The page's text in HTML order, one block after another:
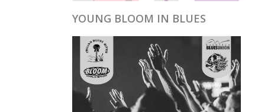
YOUNG BLOOM IN BLUES